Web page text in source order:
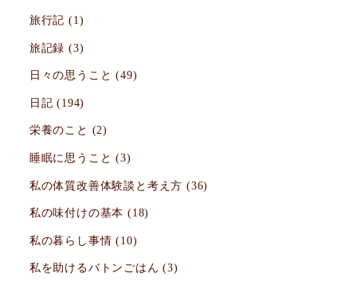
旅行記 (1)
旅記録 (3)
日々の思うこと (49)
日記 (194)
栄養のこと (2)
睡眠に思うこと (3)
私の体質改善体験談と考え方 (36)
私の味付けの基本 (18)
私の暮らし事情 (10)
私を助けるバトンごはん (3)